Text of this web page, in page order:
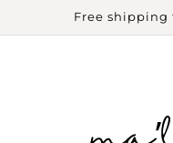
Skip toFree shipping